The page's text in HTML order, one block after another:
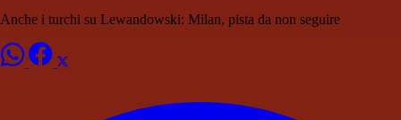
Anche i turchi su Lewandowski: Milan, pista da non seguire